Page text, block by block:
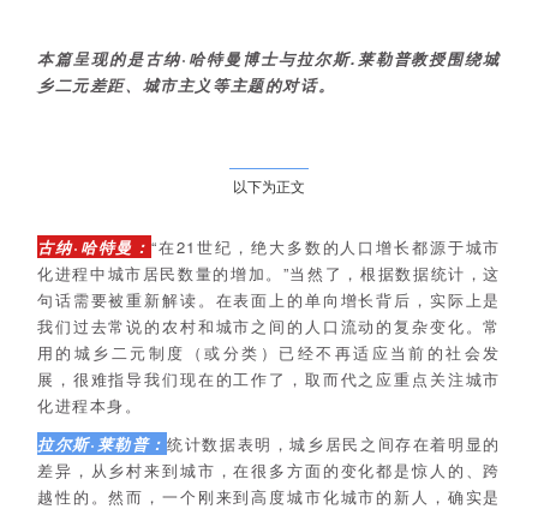
本篇呈现的是古纳·哈特曼博士与拉尔斯.莱勒普教授围绕城
乡二元差距、城市主义等主题的对话。
以下为正文
古纳·哈特曼：“在21世纪，绝大多数的人口增长都源于城市
化进程中城市居民数量的增加。”当然了，根据数据统计，这
句话需要被重新解读。在表面上的单向增长背后，实际上是
我们过去常说的农村和城市之间的人口流动的复杂变化。常
用的城乡二元制度（或分类）已经不再适应当前的社会发
展，很难指导我们现在的工作了，取而代之应重点关注城市
化进程本身。
拉尔斯·莱勒普：统计数据表明，城乡居民之间存在着明显的
差异，从乡村来到城市，在很多方面的变化都是惊人的、跨
越性的。然而，一个刚来到高度城市化城市的新人，确实是